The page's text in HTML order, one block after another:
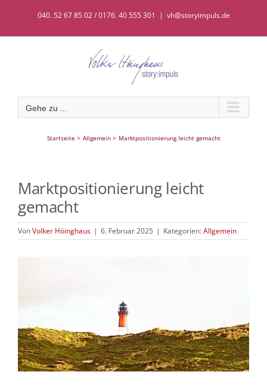
springen
040. 52 67 85 02 / 0176. 40 555 301 | vh@storyimpuls.de
Gehe zu ...
Startseite Allgemein Marktpositionierung leicht gemacht
Marktpositionierung leicht
gemacht
VonVolker Höinghaus | 6. Februar 2025 | Kategorien:Allgemein